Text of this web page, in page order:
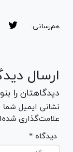
هم‌رسانی:
ارسال
دیدگاهتان را
نشانی ایمیل
علامت‌گذاری
* دیدگاه